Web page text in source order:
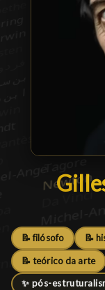
📝 filósofo 📝
📝 teórico da arte
✨ pós-